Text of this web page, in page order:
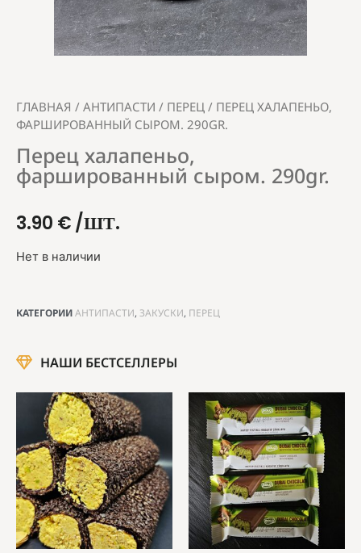
ГЛАВНАЯ / АНТИПАСТИ / ПЕРЕЦ / ПЕРЕЦ ХАЛАПЕНЬО,
ФАРШИРОВАННЫЙ СЫРОМ. 290GR.
Перец халапеньо,
фаршированный сыром. 290gr.
3.90 €/ШТ.
Нет в наличии
КАТЕГОРИИАНТИПАСТИ, ЗАКУСКИ, ПЕРЕЦ
НАШИ БЕСТСЕЛЛЕРЫ